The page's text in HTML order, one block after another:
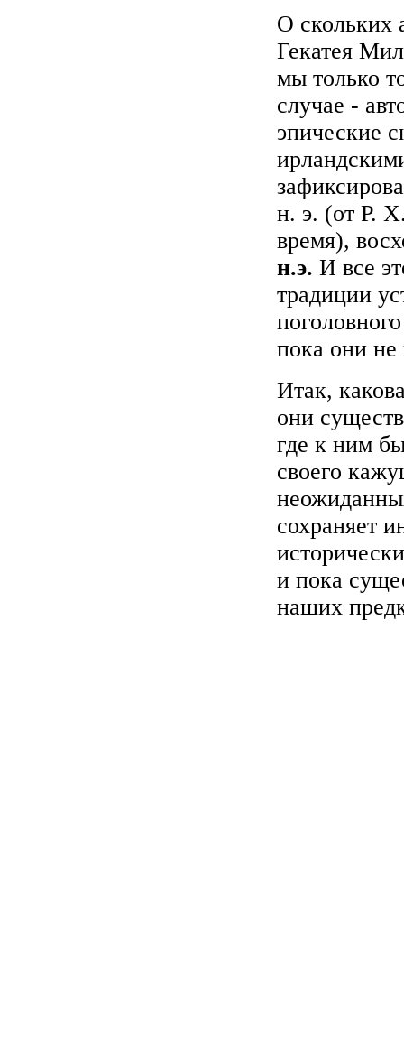
О скольких
Гекатея
мы только
случае -
эпические
н. э. (от Р.
время),
н.э. И все
традиции
пока они не
Итак,
они
где к ним
своего
сохраняет
и пока
наших